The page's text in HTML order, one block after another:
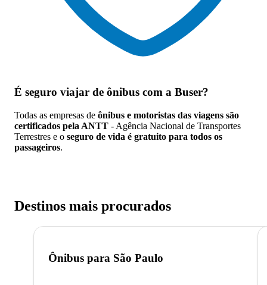
É seguro viajar de ônibus com a Buser?
Todas as empresas de ônibus e motoristas das viagens são
certificados pela ANTT - Agência Nacional de Transportes
Terrestres e o seguro de vida é gratuito para todos os
passageiros.
Destinos mais procurados
Ônibus para São Paulo